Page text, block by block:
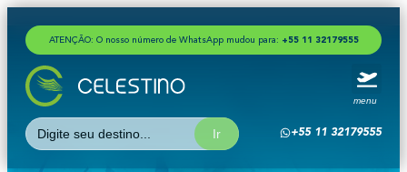
ATENÇÃO: O nosso número de WhatsApp mudou para: + 55 1 1 321 79555
menu
Search
for:
+55 11 32179555